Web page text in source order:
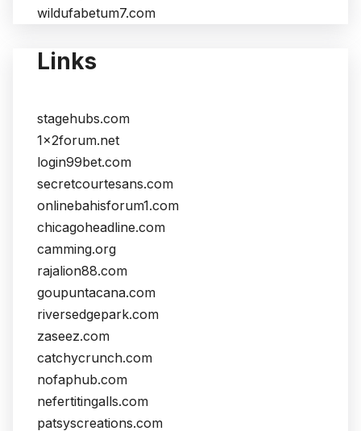
wildufabetum7.com
Links
stagehubs.com
1x2forum.net
login99bet.com
secretcourtesans.com
onlinebahisforum1.com
chicagoheadline.com
camming.org
rajalion88.com
goupuntacana.com
riversedgepark.com
zaseez.com
catchycrunch.com
nofaphub.com
nefertitingalls.com
patsyscreations.com